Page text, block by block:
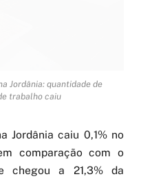
Jordânia: quantidade de
trabalho caiu
Jordânia caiu 0,1% no
comparação com o
chegou a 21,3% da